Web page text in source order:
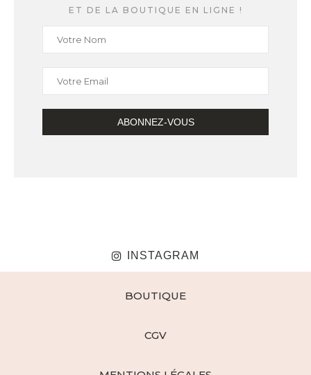
ET DE LA BOUTIQUE EN LIGNE !
INSTAGRAM
BOUTIQUE
CGV